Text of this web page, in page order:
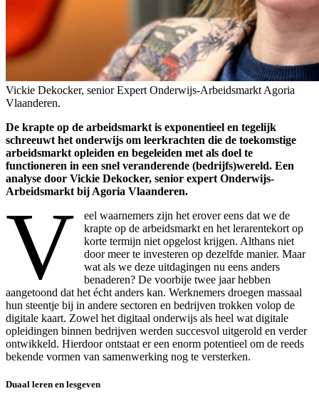
Vickie Dekocker, senior Expert Onderwijs-Arbeidsmarkt Agoria
Vlaanderen.
De krapte op de arbeidsmarkt is exponentieel en tegelijk
schreeuwt het onderwijs om leerkrachten die de toekomstige
arbeidsmarkt opleiden en begeleiden met als doel te
functioneren in een snel veranderende (bedrijfs)wereld. Een
analyse door Vickie Dekocker, senior expert Onderwijs-
Arbeidsmarkt bij Agoria Vlaanderen.
V
eel waarnemers zijn het erover eens dat we de
krapte op de arbeidsmarkt en het lerarentekort op
korte termijn niet opgelost krijgen. Althans niet
door meer te investeren op dezelfde manier. Maar
wat als we deze uitdagingen nu eens anders
benaderen? De voorbije twee jaar hebben
aangetoond dat het écht anders kan. Werknemers droegen massaal
hun steentje bij in andere sectoren en bedrijven trokken volop de
digitale kaart. Zowel het digitaal onderwijs als heel wat digitale
opleidingen binnen bedrijven werden succesvol uitgerold en verder
ontwikkeld. Hierdoor ontstaat er een enorm potentieel om de reeds
bekende vormen van samenwerking nog te versterken.
Duaal leren en lesgeven